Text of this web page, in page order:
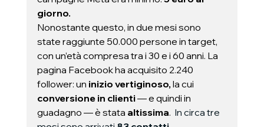
giorno.
Nonostante questo, in due mesi sono
state raggiunte 50.000 persone in target,
con un’età compresa tra i 30 e i 60 anni. La
pagina Facebook ha acquisito 2.240
follower: un inizio vertiginoso, la cui
conversione in clienti — e quindi in
guadagno — è stata altissima. In circa tre